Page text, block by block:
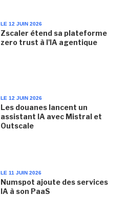
LE 12 JUIN 2026
Zscaler étend sa plateforme
zero trust à l'IA agentique
LE 12 JUIN 2026
Les douanes lancent un
assistant IA avec Mistral et
Outscale
LE 11 JUIN 2026
Numspot ajoute des services
IA à son PaaS